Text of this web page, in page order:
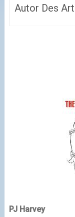
Autor Des
PJ Harvey